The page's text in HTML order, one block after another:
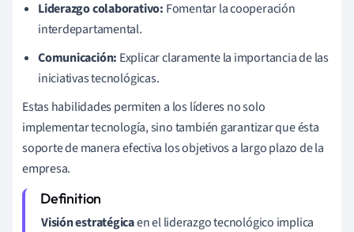
Liderazgo colaborativo: Fomentar la cooperación
interdepartamental.
Comunicación: Explicar claramente la importancia de las
iniciativas tecnológicas.
Estas habilidades permiten a los líderes no solo
implementar tecnología, sino también garantizar que ésta
soporte de manera efectiva los objetivos a largo plazo de la
empresa.
Visión estratégicaen el liderazgo tecnológico implica